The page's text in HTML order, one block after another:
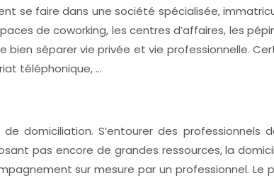
se faire dans une société spécialisée,
de coworking, les centres d’affaires, les
séparer vie privée et vie professionnelle.
téléphonique, …
domiciliation. S’entourer des
pas encore de grandes ressources, la
sur mesure par un professionnel. Le